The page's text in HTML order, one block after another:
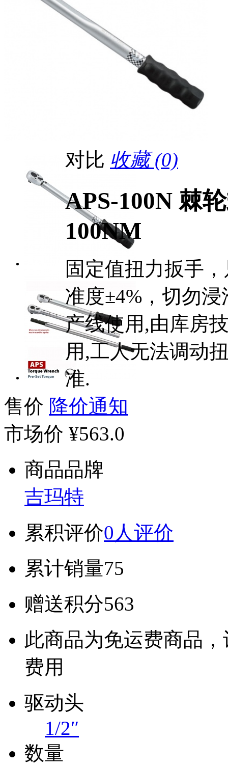
对比 收藏 (0)
APS-100N 棘
100NM
固定值扭力扳手
准度±4%，切勿
产线使用,由库房
用,工人无法调动
准.
售价 降价通知
市场价 ¥563.0
商品品牌
吉玛特
累积评价0人评价
累计销量75
赠送积分563
此商品为免运费商品
费用
驱动头
1/2″
数量